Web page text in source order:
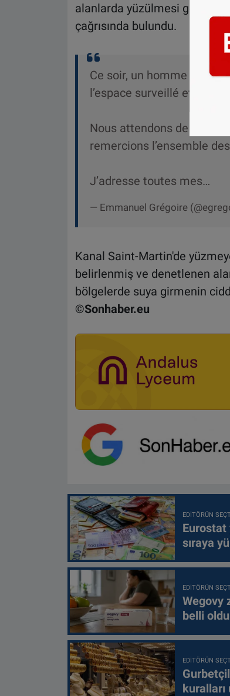
alanlarda yüzülmesi
çağrısında bulundu.
Ce soir, un homme s’est
l’espace surveillé et des
Nous attendons de
remercions l’ensemble
J’adresse toutes mes…
— Emmanuel Grégoire
Kanal Saint-Martin'de
belirlenmiş ve denetlenen
bölgelerde suya girmenin
©Sonhaber.eu
EDITÖRÜN
Eurostat
sıraya
EDITÖRÜN
Wegovy
belli oldu
EDITÖRÜN
kuralları